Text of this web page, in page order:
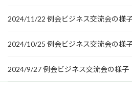
2024/11/22 例会ビジネス交流会の様
2024/10/25 例会ビジネス交流会の様
2024/9/27 例会ビジネス交流会の様子